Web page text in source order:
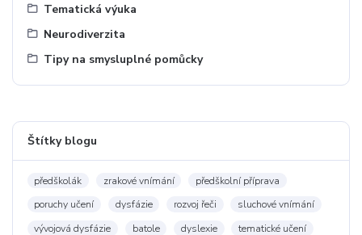
Tematická výuka
Neurodiverzita
Tipy na smysluplné pomůcky
Štítky blogu
předškolák zrakové vnímání
předškolní příprava
poruchy učení
dysfázie rozvoj řeči
sluchové vnímání
vývojová dysfázie
batole dyslexie
tematické učení